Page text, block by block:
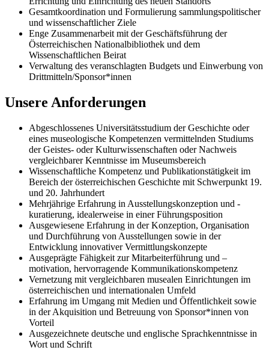
Gesamtkoordination und Formulierung sammlungspolitischer
und wissenschaftlicher Ziele
Enge Zusammenarbeit mit der Geschäftsführung der
Österreichischen Nationalbibliothek und dem
Wissenschaftlichen Beirat
Verwaltung des veranschlagten Budgets und Einwerbung von
Drittmitteln/Sponsor*innen
Unsere Anforderungen
Abgeschlossenes Universitätsstudium der Geschichte oder
eines museologische Kompetenzen vermittelnden Studiums
der Geistes- oder Kulturwissenschaften oder Nachweis
vergleichbarer Kenntnisse im Museumsbereich
Wissenschaftliche Kompetenz und Publikationstätigkeit im
Bereich der österreichischen Geschichte mit Schwerpunkt 19.
und 20. Jahrhundert
Mehrjährige Erfahrung in Ausstellungskonzeption und -
kuratierung, idealerweise in einer Führungsposition
Ausgewiesene Erfahrung in der Konzeption, Organisation
und Durchführung von Ausstellungen sowie in der
Entwicklung innovativer Vermittlungskonzepte
Ausgeprägte Fähigkeit zur Mitarbeiterführung und –
motivation, hervorragende Kommunikationskompetenz
Vernetzung mit vergleichbaren musealen Einrichtungen im
österreichischen und internationalen Umfeld
Erfahrung im Umgang mit Medien und Öffentlichkeit sowie
in der Akquisition und Betreuung von Sponsor*innen von
Vorteil
Ausgezeichnete deutsche und englische Sprachkenntnisse in
Wort und Schrift